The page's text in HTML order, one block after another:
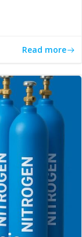
Read more